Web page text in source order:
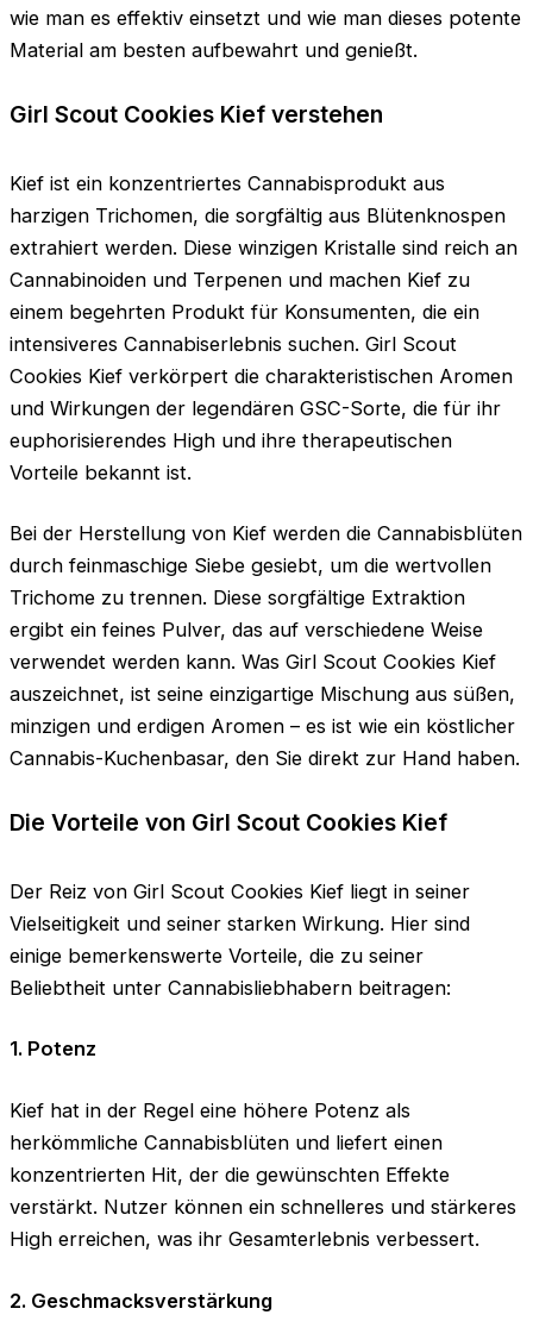
wie man es effektiv einsetzt und wie man dieses potente
Material am besten aufbewahrt und genießt.
Girl Scout Cookies Kief verstehen
Kief ist ein konzentriertes Cannabisprodukt aus
harzigen Trichomen, die sorgfältig aus Blütenknospen
extrahiert werden. Diese winzigen Kristalle sind reich an
Cannabinoiden und Terpenen und machen Kief zu
einem begehrten Produkt für Konsumenten, die ein
intensiveres Cannabiserlebnis suchen. Girl Scout
Cookies Kief verkörpert die charakteristischen Aromen
und Wirkungen der legendären GSC-Sorte, die für ihr
euphorisierendes High und ihre therapeutischen
Vorteile bekannt ist.
Bei der Herstellung von Kief werden die Cannabisblüten
durch feinmaschige Siebe gesiebt, um die wertvollen
Trichome zu trennen. Diese sorgfältige Extraktion
ergibt ein feines Pulver, das auf verschiedene Weise
verwendet werden kann. Was Girl Scout Cookies Kief
auszeichnet, ist seine einzigartige Mischung aus süßen,
minzigen und erdigen Aromen – es ist wie ein köstlicher
Cannabis-Kuchenbasar, den Sie direkt zur Hand haben.
Die Vorteile von Girl Scout Cookies Kief
Der Reiz von Girl Scout Cookies Kief liegt in seiner
Vielseitigkeit und seiner starken Wirkung. Hier sind
einige bemerkenswerte Vorteile, die zu seiner
Beliebtheit unter Cannabisliebhabern beitragen:
1. Potenz
Kief hat in der Regel eine höhere Potenz als
herkömmliche Cannabisblüten und liefert einen
konzentrierten Hit, der die gewünschten Effekte
verstärkt. Nutzer können ein schnelleres und stärkeres
High erreichen, was ihr Gesamterlebnis verbessert.
2. Geschmacksverstärkung